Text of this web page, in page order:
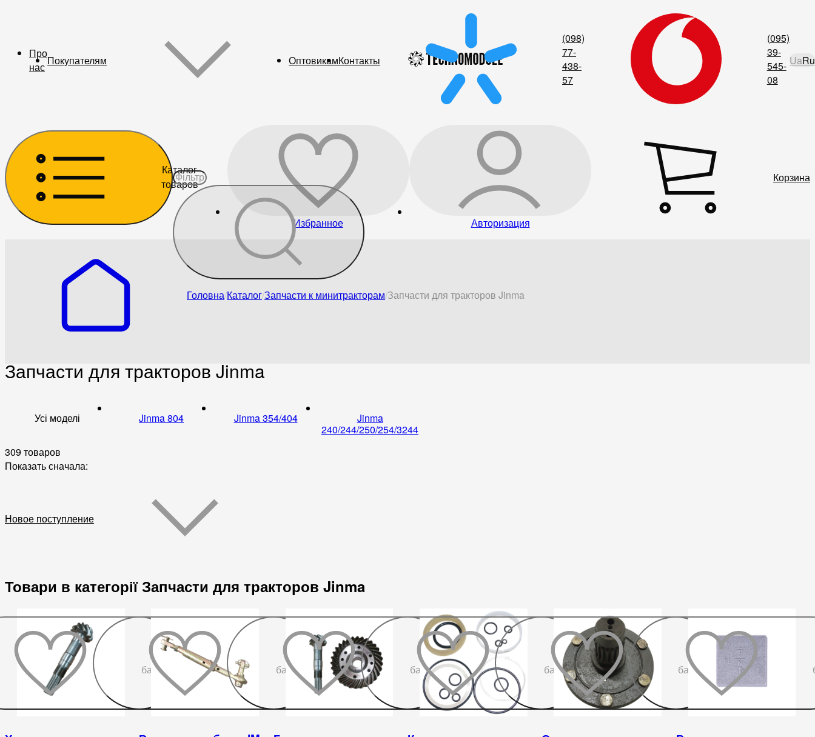
Про
нас Покупателям ОптовикамКонтакты
(098)
77-
438-
57
(095)
39-
545-
08
UaRu
Каталог
товаров
Избранное Авторизация
Корзина
Головна КаталогЗапчасти к минитракторам Запчасти для тракторов Jinma
Запчасти для тракторов Jinma
Усі моделі Jinma 804 Jinma 354/404
Jinma
240/244/250/254/3244
309 товаров
Показать сначала:
Новое поступление
Товари в категорії Запчасти для тракторов Jinma
бажаного
бажаного
До
бажаного
До
бажаного
бажаного